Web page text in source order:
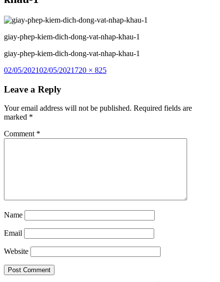
giay-phep-kiem-dich-dong-vat-nhap-khau-1
giay-phep-kiem-dich-dong-vat-nhap-khau-1
Posted
02/05/202102/05/2021 Full
720 × 825
Leave a Reply
Your email address will not be published. Required fields are
marked *
Comment *
Name
Email
Website